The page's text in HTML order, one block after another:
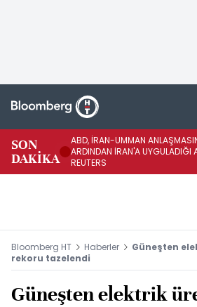
SON
DAKİKA
ABD, İRAN-UMMAN
ARDINDAN İRAN'A UYGULADIĞI
REUTERS
Bloomberg HT Haberler
Güneşten
rekoru tazelendi
Güneşten elektrik